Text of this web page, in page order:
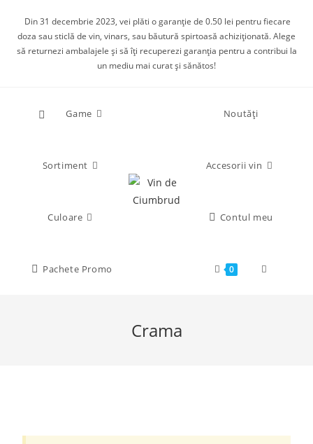
Din 31 decembrie 2023, vei plăti o garanție de 0.50 lei pentru fiecare
doza sau sticlă de vin, vinars, sau băutură spirtoasă achiziționată. Alege
să returnezi ambalajele și să îți recuperezi garanția pentru a contribui la
un mediu mai curat și sănătos!
Game
Sortiment
Culoare
Pachete Promo
Noutăți
Accesorii vin
Contul meu
0
Crama